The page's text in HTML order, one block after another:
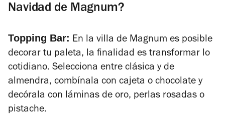
Navidad de Magnum?
Topping Bar: En la villa de Magnum es posible
decorar tu paleta, la finalidad es transformar lo
cotidiano. Selecciona entre clásica y de
almendra, combínala con cajeta o chocolate y
decórala con láminas de oro, perlas rosadas o
pistache.